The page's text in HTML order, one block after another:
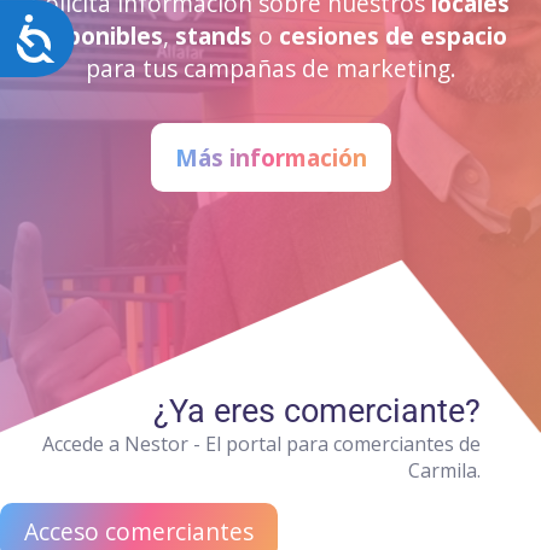
Accesibilidad
disponibles, stands o cesiones de espacio
para tus campañas de marketing.
Más información
¿Ya eres comerciante?
Accede a Nestor - El portal para comerciantes de
Carmila.
Acceso comerciantes